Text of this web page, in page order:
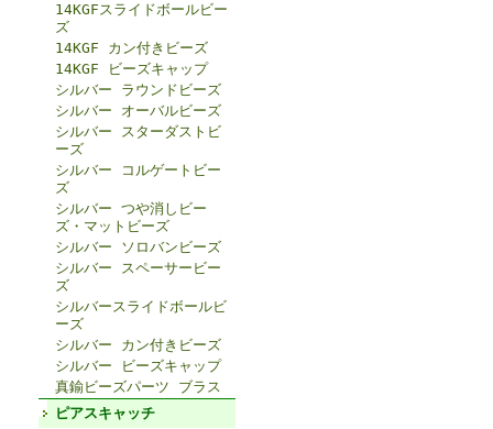
14KGFスライドボールビー
ズ
14KGF カン付きビーズ
14KGF ビーズキャップ
シルバー ラウンドビーズ
シルバー オーバルビーズ
シルバー スターダストビ
ーズ
シルバー コルゲートビー
ズ
シルバー つや消しビー
ズ・マットビーズ
シルバー ソロバンビーズ
シルバー スペーサービー
ズ
シルバースライドボールビ
ーズ
シルバー カン付きビーズ
シルバー ビーズキャップ
真鍮ビーズパーツ ブラス
ピアスキャッチ